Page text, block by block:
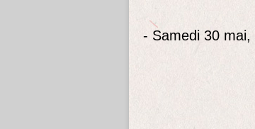
- Samedi 30 mai,